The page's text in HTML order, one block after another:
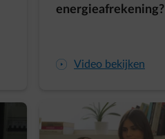
energieafrekening?
arrow-play-fwd Video bekijken